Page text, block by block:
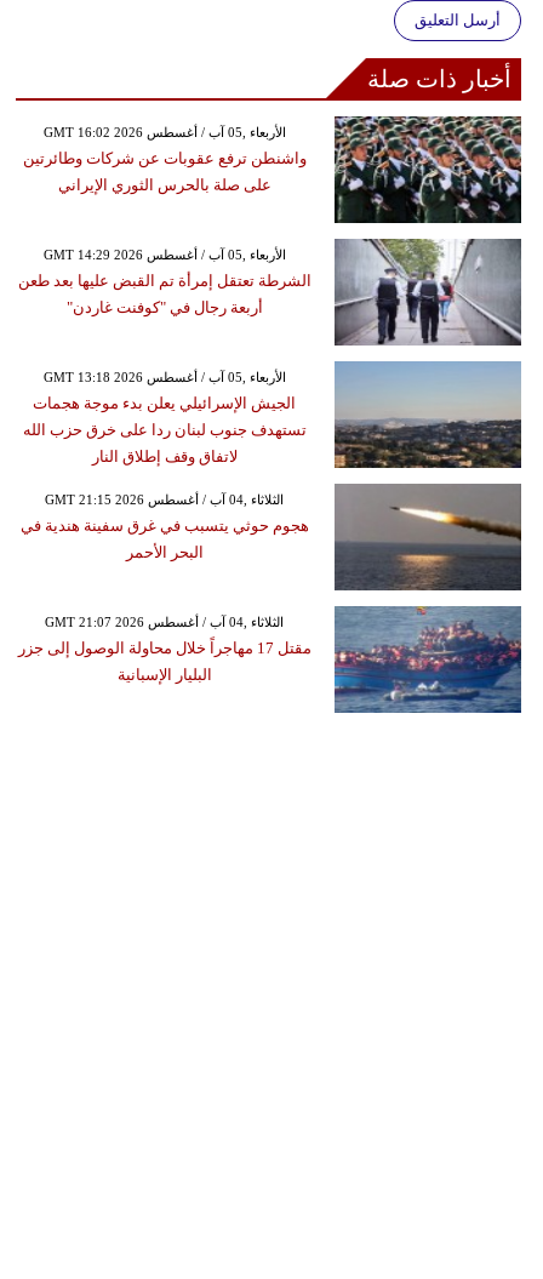
أرسل التعليق
أخبار ذات صلة
GMT 16:02 2026 الأربعاء ,05 آب / أغسطس
واشنطن ترفع عقوبات عن شركات وطائرتين
على صلة بالحرس الثوري الإيراني
GMT 14:29 2026 الأربعاء ,05 آب / أغسطس
الشرطة تعتقل إمرأة تم القبض عليها بعد طعن
أربعة رجال في "كوفنت غاردن"
GMT 13:18 2026 الأربعاء ,05 آب / أغسطس
الجيش الإسرائيلي يعلن بدء موجة هجمات
تستهدف جنوب لبنان ردا على خرق حزب الله
لاتفاق وقف إطلاق النار
GMT 21:15 2026 الثلاثاء ,04 آب / أغسطس
هجوم حوثي يتسبب في غرق سفينة هندية في
البحر الأحمر
GMT 21:07 2026 الثلاثاء ,04 آب / أغسطس
مقتل 17 مهاجراً خلال محاولة الوصول إلى جزر
البليار الإسبانية